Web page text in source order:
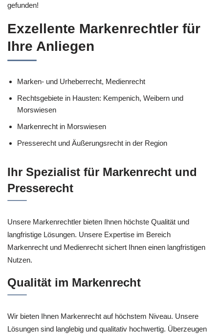
gefunden!
Exzellente Markenrechtler für
Ihre Anliegen
Marken- und Urheberrecht, Medienrecht
Rechtsgebiete in Hausten: Kempenich, Weibern und
Morswiesen
Markenrecht in Morswiesen
Presserecht und Äußerungsrecht in der Region
Ihr Spezialist für Markenrecht und
Presserecht
Unsere Markenrechtler bieten Ihnen höchste Qualität und
langfristige Lösungen. Unsere Expertise im Bereich
Markenrecht und Medienrecht sichert Ihnen einen langfristigen
Nutzen.
Qualität im Markenrecht
Wir bieten Ihnen Markenrecht auf höchstem Niveau. Unsere
Lösungen sind langlebig und qualitativ hochwertig. Überzeugen